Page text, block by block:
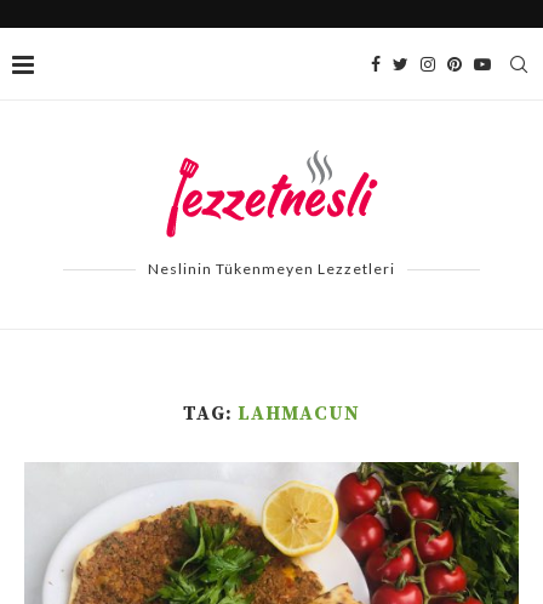
Neslinin Tükenmeyen Lezzetleri
TAG: LAHMACUN